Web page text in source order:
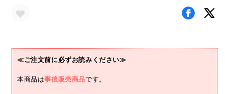
(MOMONA)
量
を
減
量
を
増
≪ご注文前に必ずお読みください≫
本商品は事後販売商品です。